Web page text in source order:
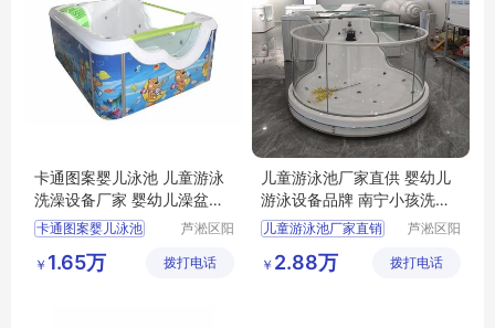
卡通图案婴儿泳池 儿童游泳
洗澡设备厂家 婴幼儿澡盆商
业用途
卡通图案婴儿泳池
婴儿澡盆商业用途
芦淞区阳
童游泳馆
￥ 1.65万 拨打电话
儿童游泳池厂家直供 婴幼儿
游泳设备品牌 南宁小孩洗澡
盆浴缸价格
儿童游泳池厂家直销
南宁小孩洗澡盆浴缸
芦淞区阳
童游泳馆
￥ 2.88万 拨打电话